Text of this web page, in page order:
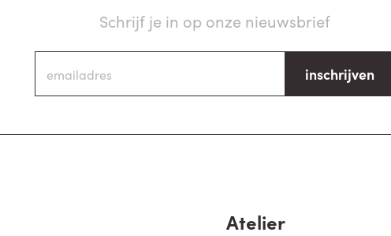
Schrijf je in op onze nieuwsbrief
inschrijven
Atelier